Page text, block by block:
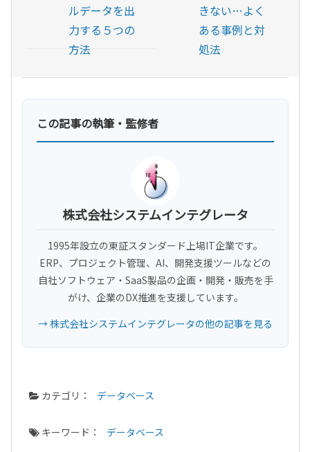
ルデータを出
力する５つの
方法
きない…よく
ある事例と対
処法
この記事の執筆・監修者
株式会社システムインテグレータ
1995年設立の東証スタンダード上場IT企業です。
ERP、プロジェクト管理、AI、開発支援ツールなどの
自社ソフトウェア・SaaS製品の企画・開発・販売を手
がけ、企業のDX推進を支援しています。
→ 株式会社システムインテグレータの他の記事を見る
カテゴリ： データベース
キーワード： データベース